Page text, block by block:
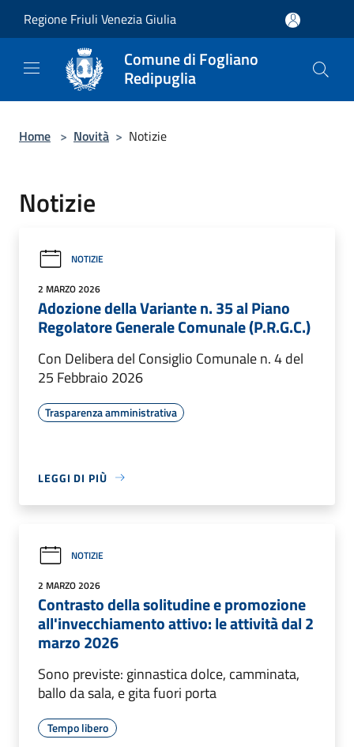
Regione Friuli Venezia Giulia
Comune di Fogliano
Redipuglia
Home > Novità > Notizie
Notizie
NOTIZIE
2 MARZO 2026
Adozione della Variante n. 35 al Piano
Regolatore Generale Comunale (P.R.G.C.)
Con Delibera del Consiglio Comunale n. 4 del
25 Febbraio 2026
Trasparenza amministrativa
LEGGI DI PIÙ
NOTIZIE
2 MARZO 2026
Contrasto della solitudine e promozione
all'invecchiamento attivo: le attività dal 2
marzo 2026
Sono previste: ginnastica dolce, camminata,
ballo da sala, e gita fuori porta
Tempo libero